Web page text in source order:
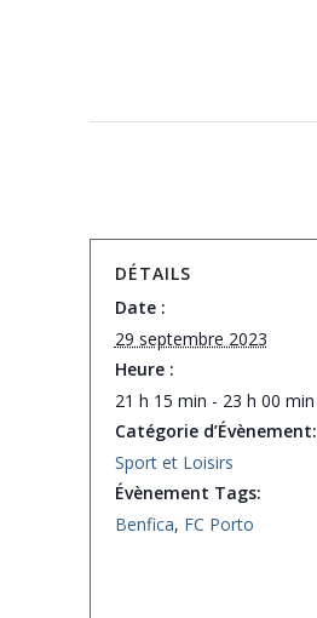
DÉTAILS
Date :
29 septembre 2023
Heure :
21 h 15 min - 23 h 00 min
Catégorie d’Évènement:
Sport et Loisirs
Évènement Tags:
Benfica, FC Porto